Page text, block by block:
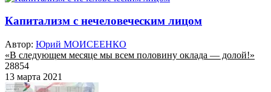
Капитализм с нечеловеческим лицом
Автор: Юрий МОИСЕЕНКО
«В следующем месяце мы всем половину оклада — долой!»
28854
13 марта 2021